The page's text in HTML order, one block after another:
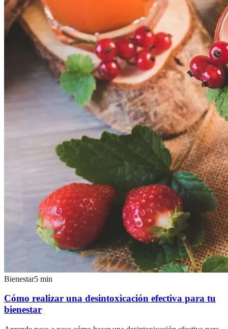
Bienestar5 min
Cómo realizar una desintoxicación efectiva para tu
bienestar